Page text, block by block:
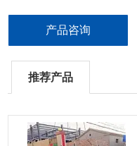
产品咨询
推荐产品